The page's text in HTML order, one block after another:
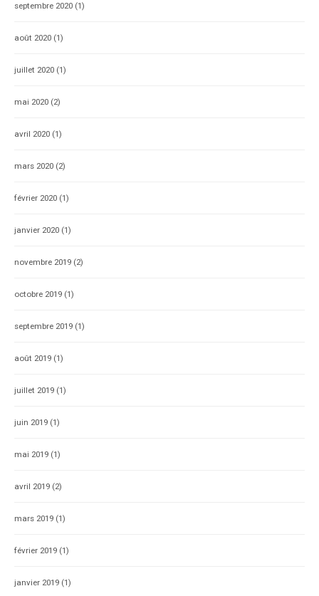
septembre 2020 (1)
août 2020 (1)
juillet 2020 (1)
mai 2020 (2)
avril 2020 (1)
mars 2020 (2)
février 2020 (1)
janvier 2020 (1)
novembre 2019 (2)
octobre 2019 (1)
septembre 2019 (1)
août 2019 (1)
juillet 2019 (1)
juin 2019 (1)
mai 2019 (1)
avril 2019 (2)
mars 2019 (1)
février 2019 (1)
janvier 2019 (1)